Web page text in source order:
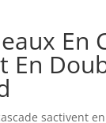
En
En
sactivent